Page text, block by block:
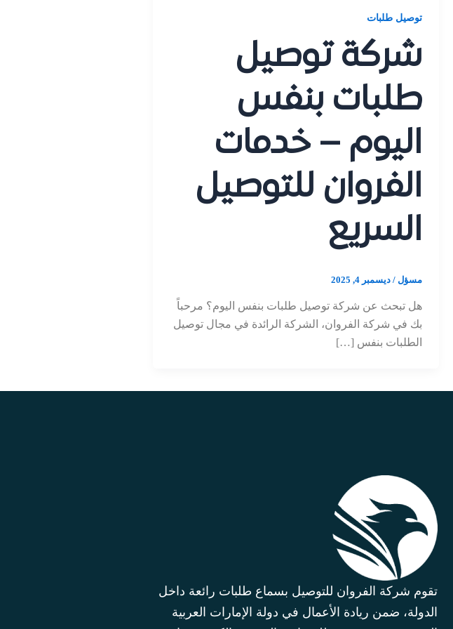
توصيل طلبات
شركة توصيل
طلبات بنفس
اليوم – خدمات
الفروان للتوصيل
السريع
مسؤل / ديسمبر 4, 2025
هل تبحث عن شركة توصيل طلبات بنفس اليوم؟ مرحباً
بك في شركة الفروان، الشركة الرائدة في مجال توصيل
الطلبات بنفس […]
تقوم شركة الفروان للتوصيل بسماع طلبات رائعة داخل
الدولة، ضمن ريادة الأعمال في دولة الإمارات العربية